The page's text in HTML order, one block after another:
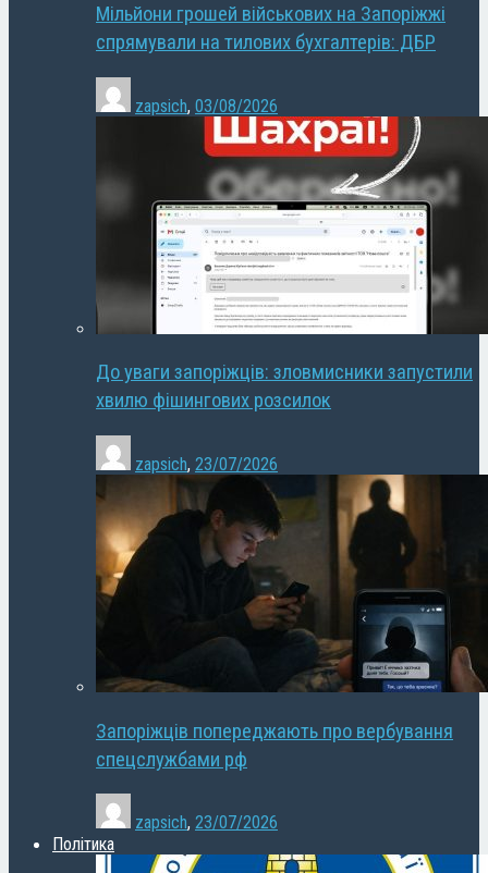
Мільйони грошей військових на Запоріжжі
спрямували на тилових бухгалтерів: ДБР
zapsich, 03/08/2026
До уваги запоріжців: зловмисники запустили
хвилю фішингових розсилок
zapsich, 23/07/2026
Запоріжців попереджають про вербування
спецслужбами рф
zapsich, 23/07/2026
Політика